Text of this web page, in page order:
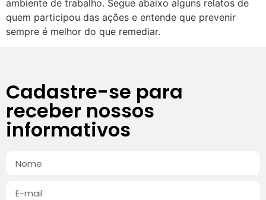
ambiente de trabalho. Segue abaixo alguns relatos de
quem participou das ações e entende que prevenir
sempre é melhor do que remediar.
Cadastre-se para
receber nossos
informativos